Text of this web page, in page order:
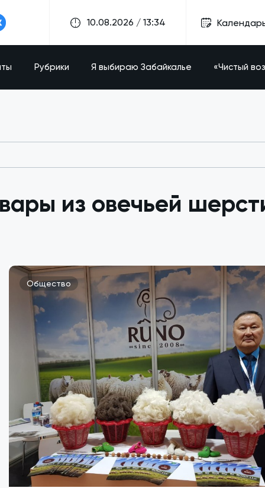
10.08.2026 / 13:34
Рубрики Я выбираю Забайкалье «Чистый
из овечьей
Общество